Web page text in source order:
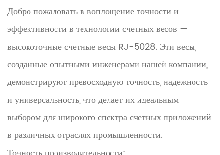
Добро пожаловать в воплощение точности и
эффективности в технологии счетных весов —
высокоточные счетные весы RJ-5028. Эти весы,
созданные опытными инженерами нашей компании,
демонстрируют превосходную точность, надежность
и универсальность, что делает их идеальным
выбором для широкого спектра счетных приложений
в различных отраслях промышленности.